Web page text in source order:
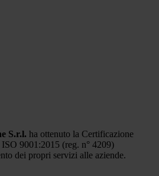
S.r.l. ha ottenuto la Certificazione
9001:2015 (reg. n° 4209)
dei propri servizi alle aziende.